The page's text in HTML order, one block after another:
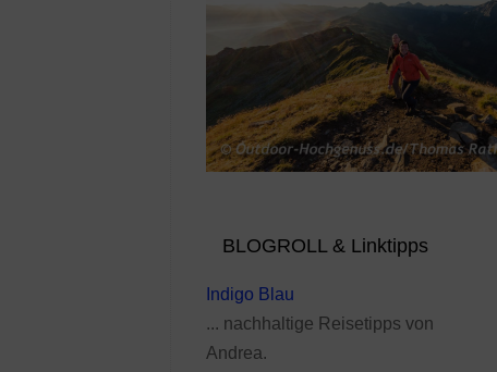
BLOGROLL & Linktipps
Indigo Blau
... nachhaltige Reisetipps von
Andrea.